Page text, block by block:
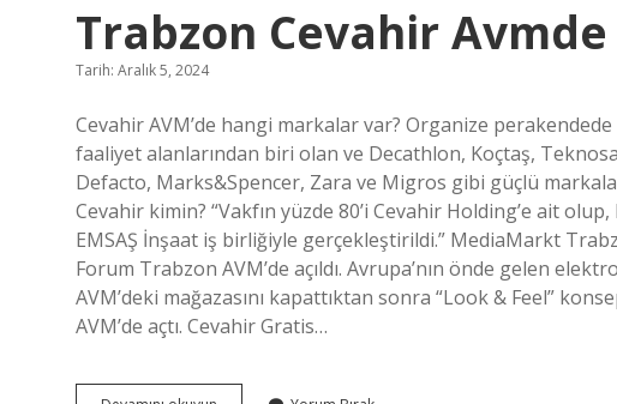
Trabzon Cevahir
Tarih: Aralık 5, 2024
Cevahir AVM’de hangi markalar var? Organize
faaliyet alanlarından biri olan ve Decathlon, Koçtaş,
Defacto, Marks&Spencer, Zara ve Migros gibi güçlü
Cevahir kimin? “Vakfın yüzde 80’i Cevahir Holding’e ait
EMSAŞ İnşaat iş birliğiyle gerçekleştirildi.” MediaMarkt
Forum Trabzon AVM’de açıldı. Avrupa’nın önde gelen
AVM’deki mağazasını kapattıktan sonra “Look & Feel”
AVM’de açtı. Cevahir Gratis…